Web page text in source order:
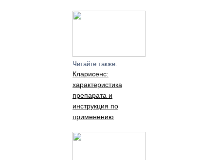
Читайте также:
Кларисенс:
характеристика
препарата и
инструкция по
применению